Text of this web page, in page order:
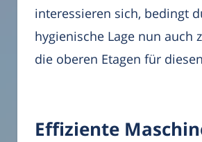
interessieren sich, bedingt
hygienische Lage nun auch
die oberen Etagen für
Effiziente